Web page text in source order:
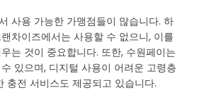
사용 가능한 가맹점들이 많습니다. 하
차이즈에서는 사용할 수 없으니, 이를
는 것이 중요합니다. 또한, 수원페이는
있으며, 디지털 사용이 어려운 고령층
충전 서비스도 제공되고 있습니다.